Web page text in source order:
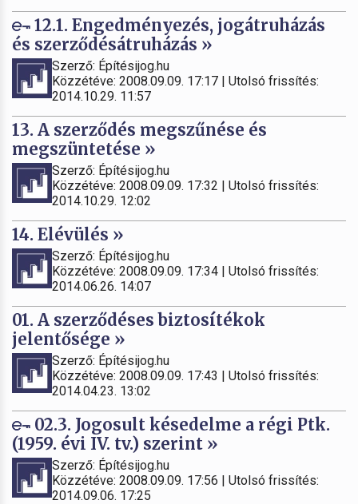
12.1. Engedményezés, jogátruházás
és szerződésátruházás »
Szerző: Építésijog.hu
Közzétéve: 2008.09.09. 17:17 | Utolsó frissítés:
2014.10.29. 11:57
13. A szerződés megszűnése és
megszüntetése »
Szerző: Építésijog.hu
Közzétéve: 2008.09.09. 17:32 | Utolsó frissítés:
2014.10.29. 12:02
14. Elévülés »
Szerző: Építésijog.hu
Közzétéve: 2008.09.09. 17:34 | Utolsó frissítés:
2014.06.26. 14:07
01. A szerződéses biztosítékok
jelentősége »
Szerző: Építésijog.hu
Közzétéve: 2008.09.09. 17:43 | Utolsó frissítés:
2014.04.23. 13:02
02.3. Jogosult késedelme a régi Ptk.
(1959. évi IV. tv.) szerint »
Szerző: Építésijog.hu
Közzétéve: 2008.09.09. 17:56 | Utolsó frissítés:
2014.09.06. 17:25